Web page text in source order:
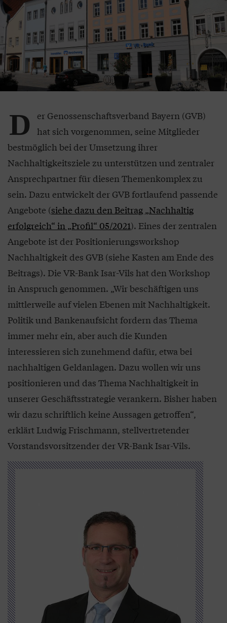
D er Genossenschaftsverband Bayern (GVB)
hat sich vorgenommen, seine Mitglieder
bestmöglich bei der Umsetzung ihrer
Nachhaltigkeitsziele zu unterstützen und zentraler
Ansprechpartner für diesen Themenkomplex zu
sein. Dazu entwickelt der GVB fortlaufend passende
Angebote (siehe dazu den Beitrag „Nachhaltig
erfolgreich“ in „Profil“ 05/2021). Eines der zentralen
Angebote ist der Positionierungsworkshop
Nachhaltigkeit des GVB (siehe Kasten am Ende des
Beitrags). Die VR-Bank Isar-Vils hat den Workshop
in Anspruch genommen. „Wir beschäftigen uns
mittlerweile auf vielen Ebenen mit Nachhaltigkeit.
Politik und Bankenaufsicht fordern das Thema
immer mehr ein, aber auch die Kunden
interessieren sich zunehmend dafür, etwa bei
nachhaltigen Geldanlagen. Dazu wollen wir uns
positionieren und das Thema Nachhaltigkeit in
unserer Geschäftsstrategie verankern. Bisher haben
wir dazu schriftlich keine Aussagen getroffen“,
erklärt Ludwig Frischmann, stellvertretender
Vorstandsvorsitzender der VR-Bank Isar-Vils.